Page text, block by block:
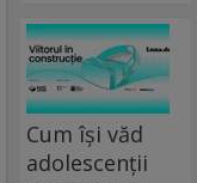
Cum își văd
adolescenții